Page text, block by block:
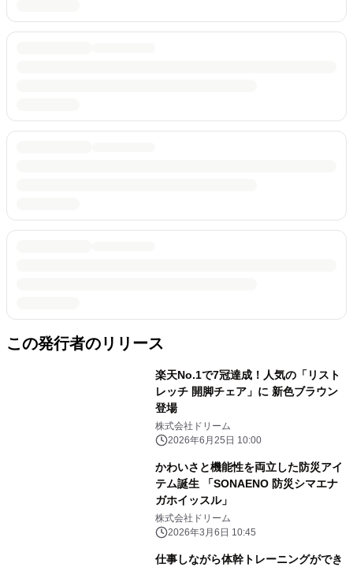
この発行者のリリース
楽天No.1で7冠達成！人気の「リスト
レッチ 開脚チェア」に 新色ブラウン
登場
株式会社ドリーム
2026年6月25日 10:00
かわいさと機能性を両立した防災アイ
テム誕生 「SONAENO 防災シマエナ
ガホイッスル」
株式会社ドリーム
2026年3月6日 10:45
仕事しながら体幹トレーニングができ